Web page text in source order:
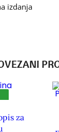
izdanja
za